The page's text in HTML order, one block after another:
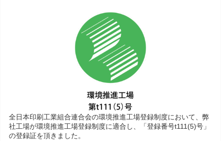
全日本印刷工業組合連合会の環境推進工場登録制度において、弊
社工場が環境推進工場登録制度に適合し、「登録番号t111(5)号」
の登録証を頂きました。